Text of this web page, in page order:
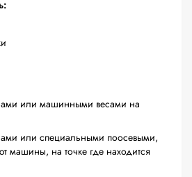
или машинными весами на
или специальными поосевыми,
машины, на точке где находится